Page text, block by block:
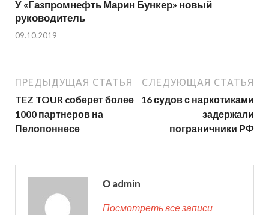
У «Газпромнефть Марин Бункер» новый
руководитель
09.10.2019
ПРЕДЫДУЩАЯ СТАТЬЯ
TEZ TOUR cоберет более
1000 партнеров на
Пелопоннесе
СЛЕДУЮЩАЯ СТАТЬЯ
16 судов с наркотиками
задержали
пограничники РФ
О admin
Посмотреть все записи